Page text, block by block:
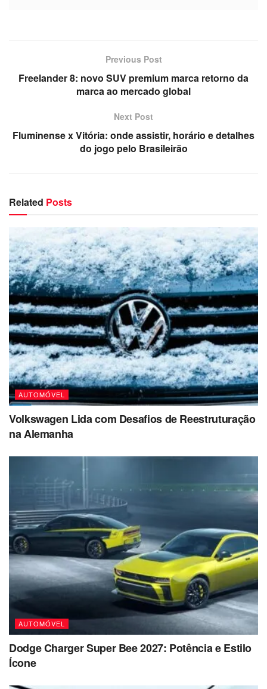
Previous Post
Freelander 8: novo SUV premium marca retorno da
marca ao mercado global
Next Post
Fluminense x Vitória: onde assistir, horário e detalhes
do jogo pelo Brasileirão
Related Posts
AUTOMÓVEL
Volkswagen Lida com Desafios de Reestruturação
na Alemanha
AUTOMÓVEL
Dodge Charger Super Bee 2027: Potência e Estilo
Ícone